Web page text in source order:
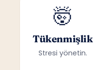
🤯
Tükenmişlik
Stresi yönetin.